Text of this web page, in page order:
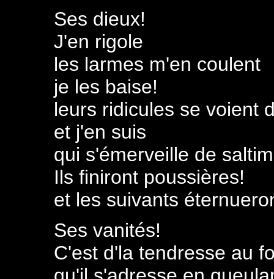
Ses dieux!
J'en rigole
les larmes m'en coulent
je les baise!
leurs ridicules se voient
et j'en suis
qui s'émerveille de
Ils finiront poussières!
et les suivants
Ses vanités!
C'est d'la tendresse au